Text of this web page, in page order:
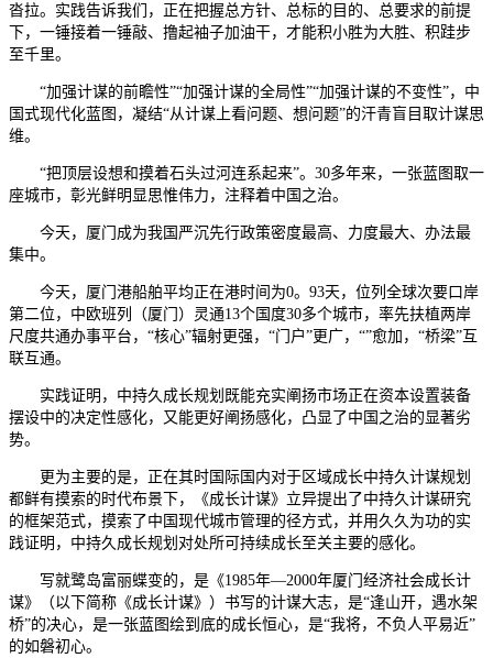
沓拉。实践告诉我们，正在把握总方针、总标的目的、总要求的前提
下，一锤接着一锤敲、撸起袖子加油干，才能积小胜为大胜、积跬步
至千里。
“加强计谋的前瞻性”“加强计谋的全局性”“加强计谋的不变性”，中
国式现代化蓝图，凝结“从计谋上看问题、想问题”的汗青盲目取计谋思
维。
“把顶层设想和摸着石头过河连系起来”。30多年来，一张蓝图取一
座城市，彰光鲜明显思惟伟力，注释着中国之治。
今天，厦门成为我国严沉先行政策密度最高、力度最大、办法最
集中。
今天，厦门港船舶平均正在港时间为0。93天，位列全球次要口岸
第二位，中欧班列（厦门）灵通13个国度30多个城市，率先扶植两岸
尺度共通办事平台，“核心”辐射更强，“门户”更广，“”愈加，“桥梁”互
联互通。
实践证明，中持久成长规划既能充实阐扬市场正在资本设置装备
摆设中的决定性感化，又能更好阐扬感化，凸显了中国之治的显著劣
势。
更为主要的是，正在其时国际国内对于区域成长中持久计谋规划
都鲜有摸索的时代布景下，《成长计谋》立异提出了中持久计谋研究
的框架范式，摸索了中国现代城市管理的径方式，并用久久为功的实
践证明，中持久成长规划对处所可持续成长至关主要的感化。
写就鹭岛富丽蝶变的，是《1985年—2000年厦门经济社会成长计
谋》（以下简称《成长计谋》）书写的计谋大志，是“逢山开，遇水架
桥”的决心，是一张蓝图绘到底的成长恒心，是“我将，不负人平易近”
的如磐初心。